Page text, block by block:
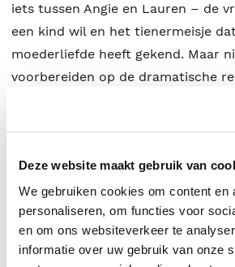
Deze website maakt gebruik van
We gebruiken cookies om content en
personaliseren, om functies voor
en om ons websiteverkeer te
informatie over uw gebruik van onze
iets tussen Angie en Lauren – de
een kind wil en het tienermeisje
moederliefde heeft gekend. Maar
voorbereiden op de dramatische
gebeurtenissen die op deze
'Hannah levert de ene na de
belangrijke maar vaak vergeten
‘Kristin Hannah is een van de